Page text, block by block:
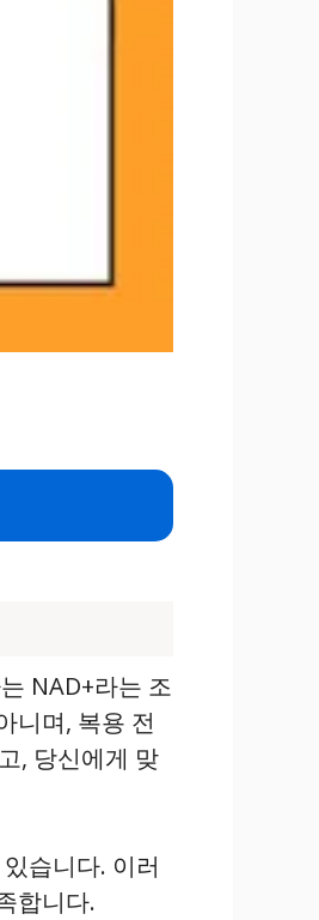
NAD+라는 조
니며, 복용 전
, 당신에게 맞
습니다. 이러
합니다.